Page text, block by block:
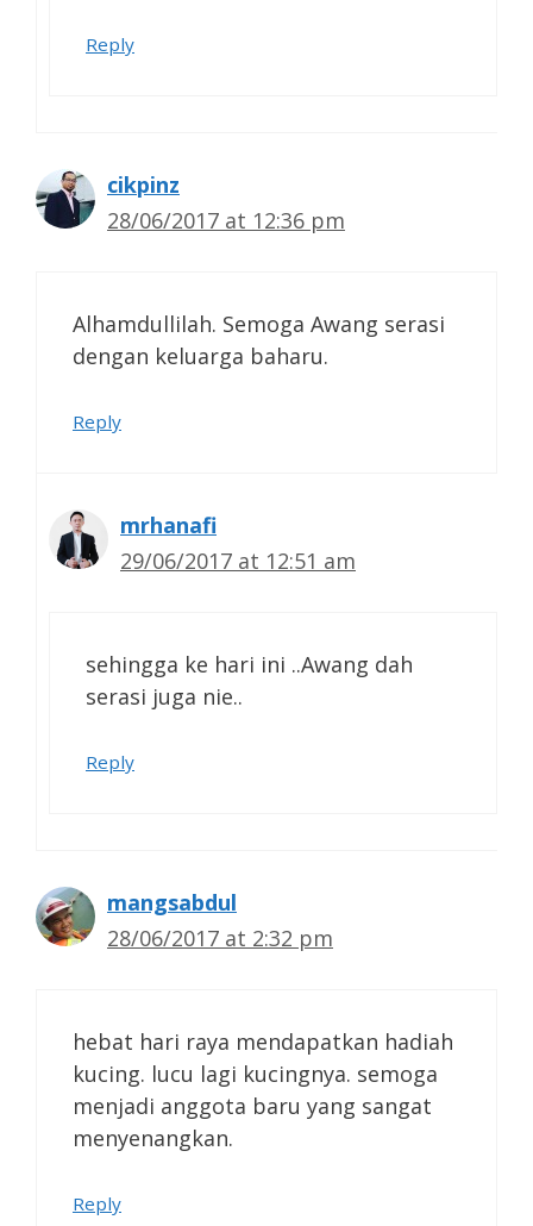
Reply
cikpinz
28/06/2017 at 12:36 pm
Alhamdullilah. Semoga Awang serasi
dengan keluarga baharu.
Reply
mrhanafi
29/06/2017 at 12:51 am
sehingga ke hari ini ..Awang dah
serasi juga nie..
Reply
mangsabdul
28/06/2017 at 2:32 pm
hebat hari raya mendapatkan hadiah
kucing. lucu lagi kucingnya. semoga
menjadi anggota baru yang sangat
menyenangkan.
Reply